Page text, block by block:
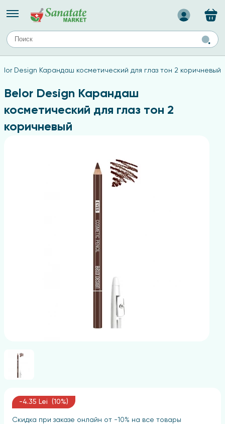
лица
Назад
ТИПЫ КОЖИ
Средства для комбинированной кожи
Средства для проблемной кожи
Средства для жирной кожи
Средства для чувствительной кожи
Design Карандаш косметический для глаз тон 2 коричневый
Belor Design Карандаш
косметический для глаз тон 2
коричневый
-4.35 Lei (10%)
Скидка при заказе онлайн от -10% на все товары